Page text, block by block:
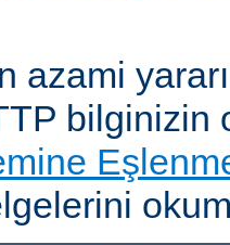
azami
bilginizin